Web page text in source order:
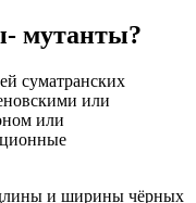
мутанты?
суматранских
или
или
длины и ширины чёрных